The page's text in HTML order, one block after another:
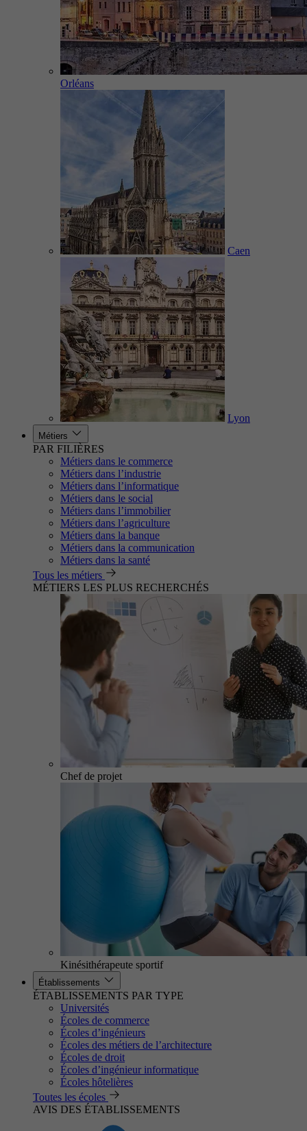
Orléans
Caen
Lyon
Métiers
PAR FILIÈRES
Métiers dans le commerce
Métiers dans l’industrie
Métiers dans l’informatique
Métiers dans le social
Métiers dans l’immobilier
Métiers dans l’agriculture
Métiers dans la banque
Métiers dans la communication
Métiers dans la santé
Tous les métiers
MÉTIERS LES PLUS RECHERCHÉS
Chef de projet
Kinésithérapeute sportif
Établissements
ÉTABLISSEMENTS PAR TYPE
Universités
Écoles de commerce
Écoles d’ingénieurs
Écoles des métiers de l’architecture
Écoles de droit
Écoles d’ingénieur informatique
Écoles hôtelières
Toutes les écoles
AVIS DES ÉTABLISSEMENTS